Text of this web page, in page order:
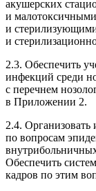
акушерских
и
и
и
2.3. Обеспечить
инфекций среди
с перечнем
в Приложении 2.
2.4. Организовать
по вопросам
Обеспечить
кадров по этим